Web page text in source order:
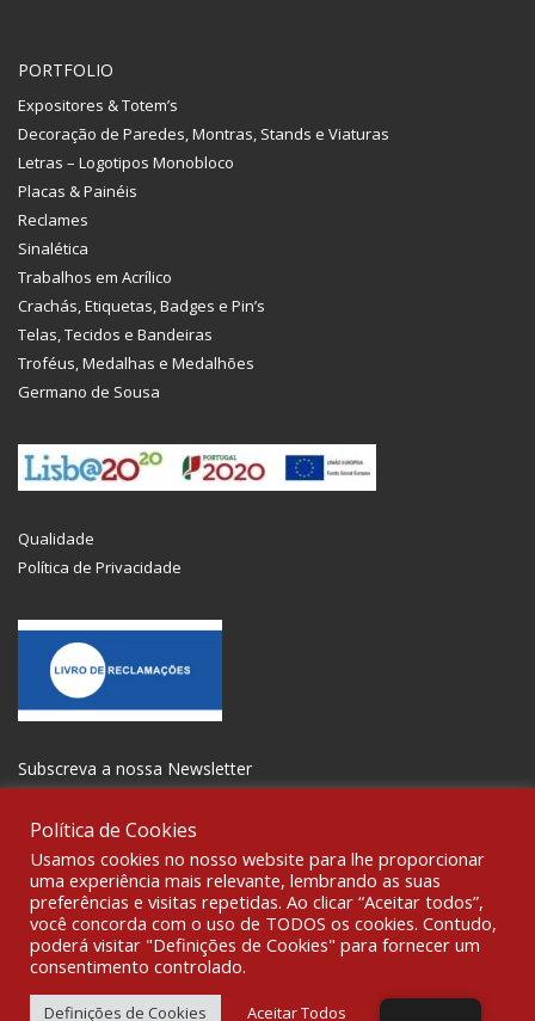
PORTFOLIO
Expositores & Totem’s
Decoração de Paredes, Montras, Stands e Viaturas
Letras – Logotipos Monobloco
Placas & Painéis
Reclames
Sinalética
Trabalhos em Acrílico
Crachás, Etiquetas, Badges e Pin’s
Telas, Tecidos e Bandeiras
Troféus, Medalhas e Medalhões
Germano de Sousa
Qualidade
Política de Privacidade
Subscreva a nossa Newsletter
SOCIALIZE
© 2021 All rights reserved Gravoplot-Gravação,Impressão e
Sinalética Lda. WebDesign:
Fibra Design.
Política de Cookies
Usamos cookies no nosso website para lhe proporcionar
uma experiência mais relevante, lembrando as suas
preferências e visitas repetidas. Ao clicar “Aceitar todos”,
você concorda com o uso de TODOS os cookies. Contudo,
poderá visitar "Definições de Cookies" para fornecer um
consentimento controlado.
Definições de Cookies Aceitar Todos